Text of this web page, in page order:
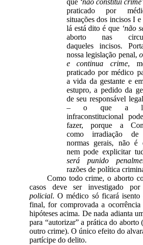
que ‘não constitui
praticado por
situações dos incisos I
lá está dito é que ‘não
aborto nas
daqueles incisos.
nossa legislação penal,
e continua crime,
praticado por médico
a vida da gestante e
estupro, a pedido da
de seu responsável
– o que a
infraconstitucional
fazer, porque a
como irradiação de
normas gerais, não é
nem pode explicitar
será punido
razões de política
Como todo crime, o aborto
casos deve ser investigado
policial. O médico só ficará isento
final, for comprovada a ocorrência
hipóteses acima. De nada adianta
para “autorizar” a prática do aborto
outro crime). O único efeito do
partícipe do delito.